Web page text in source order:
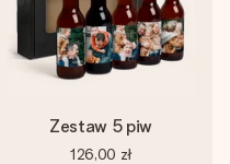
Zestaw 5 piw
126,00 zł